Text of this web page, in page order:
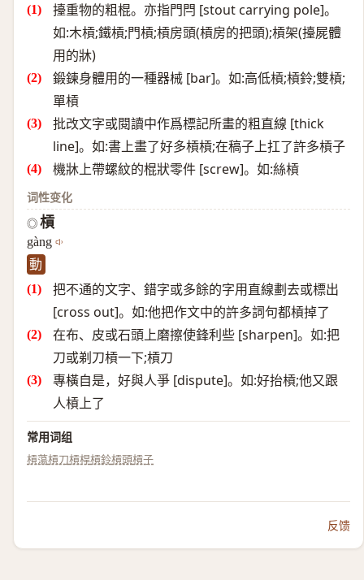
擡重物的粗棍。亦指門閂 [stout carrying pole]。
如:木槓;鐵槓;門槓;槓房頭(槓房的把頭);槓架(擡屍體
用的牀)
鍛鍊身體用的一種器械 [bar]。如:高低槓;槓鈴;雙槓;
單槓
批改文字或閱讀中作爲標記所畫的粗直線 [thick
line]。如:書上畫了好多槓槓;在稿子上扛了許多槓子
機牀上帶螺紋的棍狀零件 [screw]。如:絲槓
词性变化
◎ 槓
gàng
動
把不通的文字、錯字或多餘的字用直線劃去或標出
[cross out]。如:他把作文中的許多詞句都槓掉了
在布、皮或石頭上磨擦使鋒利些 [sharpen]。如:把
刀或剃刀槓一下;槓刀
專橫自是，好與人爭 [dispute]。如:好抬槓;他又跟
人槓上了
常用词组
槓蕩槓刀槓桿槓鈴槓頭槓子
反馈